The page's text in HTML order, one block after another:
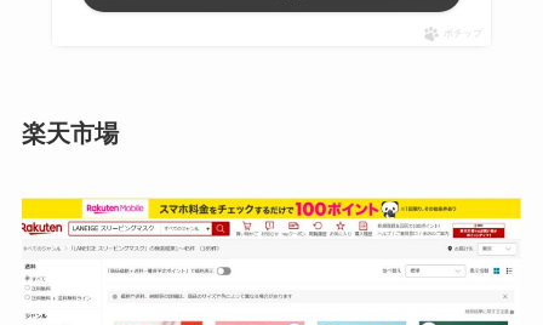
ポチップ
楽天市場